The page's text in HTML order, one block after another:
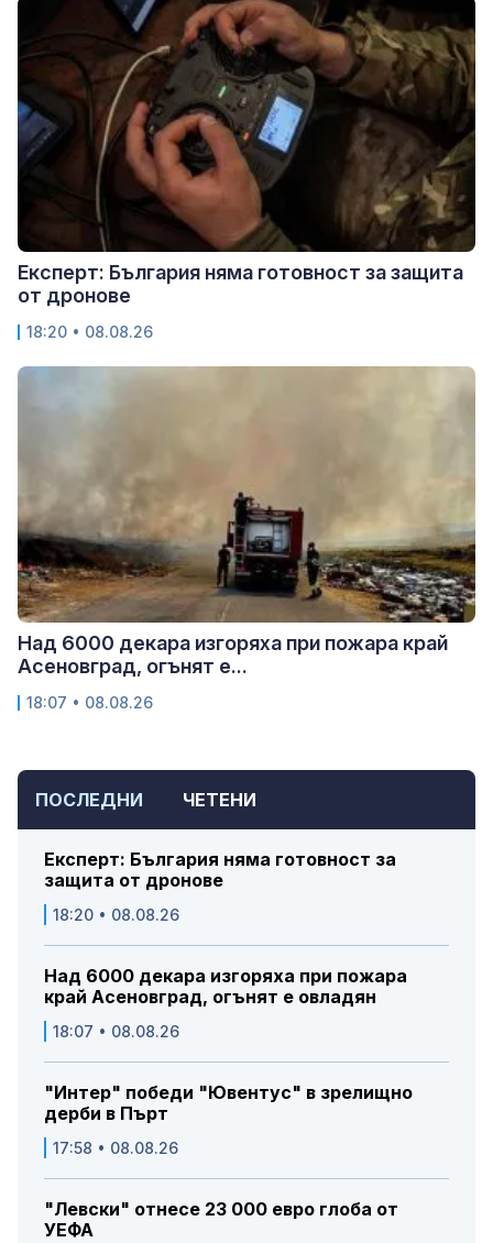
ПОСЛЕДНИ ЧЕТЕНИ
Експерт: България няма готовност за
защита от дронове
18:20 • 08.08.26
Над 6000 декара изгоряха при пожара
край Асеновград, огънят е овладян
18:07 • 08.08.26
"Интер" победи "Ювентус" в зрелищно
дерби в Пърт
17:58 • 08.08.26
"Левски" отнесе 23 000 евро глоба от
УЕФА
Експерт: България няма готовност за защита
от дронове
18:20 • 08.08.26
Над 6000 декара изгоряха при пожара край
Асеновград, огънят е...
18:07 • 08.08.26